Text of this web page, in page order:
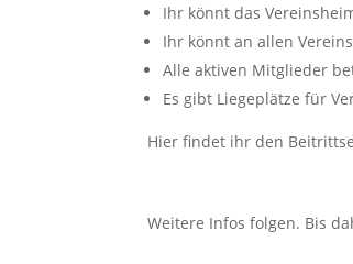
Ihr könnt das
Ihr könnt an allen
Alle aktiven Mitglieder
Es gibt Liegeplätze für
Hier findet ihr den
Weitere Infos folgen. Bis